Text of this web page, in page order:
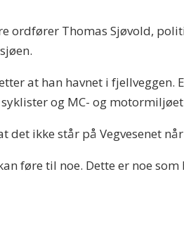
Thomas Sjøvold,
at han havnet i
og MC- og
ikke står på Vegvesenet
føre til noe. Dette er noe